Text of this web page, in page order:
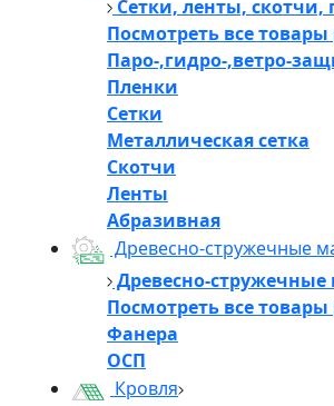
Сетки, ленты, скотчи,
Посмотреть все товары
Паро-,гидро-,ветро-
Пленки
Сетки
Металлическая сетка
Скотчи
Ленты
Абразивная
Древесно-стружечные
Древесно-
Посмотреть все товары
Фанера
ОСП
Кровля